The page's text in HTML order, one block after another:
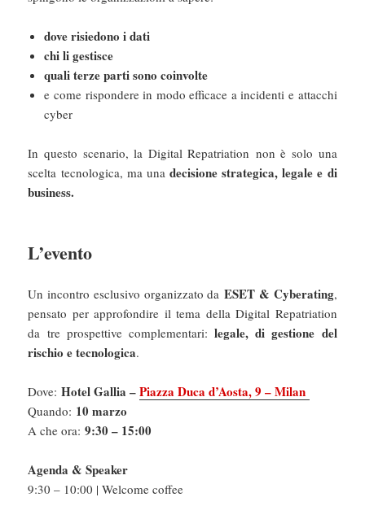
dove risiedono i dati
chi li gestisce
quali terze parti sono coinvolte
e come rispondere in modo efficace a incidenti e attacchi
cyber
In questo scenario, la Digital Repatriation non è solo una
scelta tecnologica, ma una decisione strategica, legale e di
business.
L’evento
Un incontro esclusivo organizzato daESET & Cyberating,
pensato per approfondire il tema della Digital Repatriation
da tre prospettive complementari:legale, di gestione del
rischio e tecnologica.
Dove:Hotel Gallia –Piazza Duca d’Aosta, 9 – Milan
Quando: 10 marzo
A che ora:9:30 – 15:00
Agenda & Speaker
9:30 – 10:00 | Welcome coffee